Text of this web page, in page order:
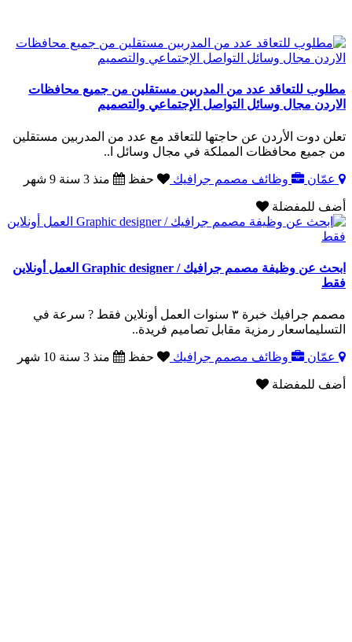
مطلوب للتعاقد عدد من المدربين مستقلين من جميع محافظات
الاردن مجال وسائل التواصل الإجتماعي والتصميم
تعلن دوت الأردن عن حاجتها للتعاقد مع عدد من المدربين مستقلين
من جميع محافظات المملكة في مجال وسائل ا..
عمّان وظائف مصمم جرافيك حفظ منذ 3 سنة 9 شهر
أضف للمفضلة
ابحث عن وظيفة مصمم جرافيك / Graphic designer العمل أونلاين
فقط
مصمم جرافيك خبرة ٣ سنوات العمل أونلاين فقط ? سرعة في
التسليماسعار رمزية مقابل تصاميم فريدة..
عمّان وظائف مصمم جرافيك حفظ منذ 3 سنة 10 شهر
أضف للمفضلة